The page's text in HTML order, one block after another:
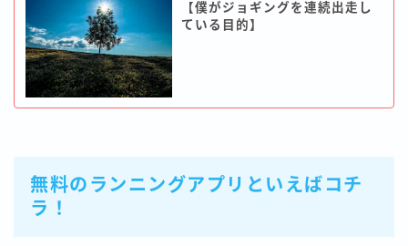
【僕がジョギングを連続出走し
ている目的】
無料のランニングアプリといえばコチ
ラ！